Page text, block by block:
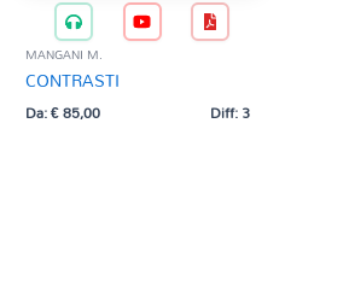
MANGANI M.
CONTRASTI
Da:€85,00 Diff: 3